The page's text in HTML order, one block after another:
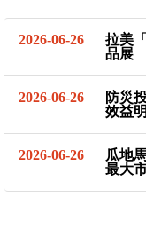
2026-06-26
拉美
品展
2026-06-26
防災
效益
2026-06-26
瓜地
最大